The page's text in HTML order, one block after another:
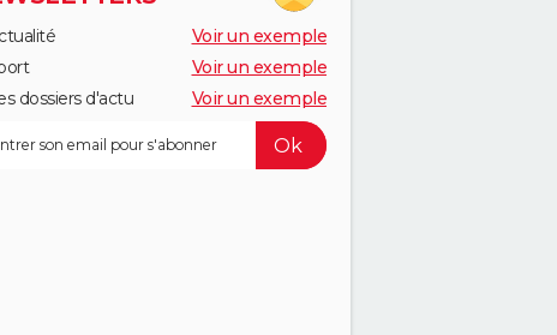
Voir un exemple
Voir un exemple
dossiers d'actu
Voir un exemple